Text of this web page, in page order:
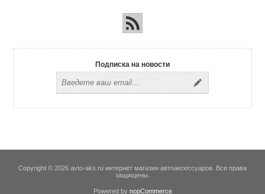
Подписка на новости
Copyright © 2026 avto-aks.ru интернет магазин автоаксессуаров. Все права
защищены.
Powered by nopCommerce